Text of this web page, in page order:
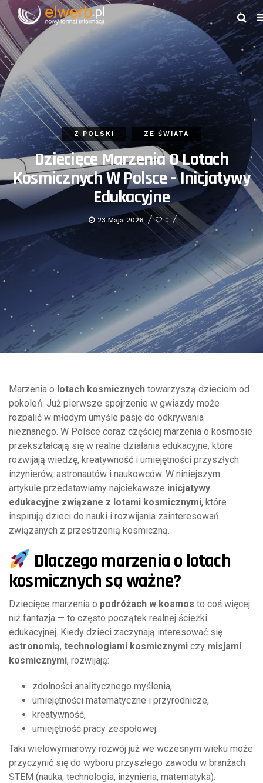
Z POLSKI ZE ŚWIATA
Dziecięce Marzenia O Lotach
Kosmicznych W Polsce – Inicjatywy
Edukacyjne
23 Maja 2026 0
Marzenia o lotach kosmicznych towarzyszą dzieciom od
pokoleń. Już pierwsze spojrzenie w gwiazdy może
rozpalić w młodym umyśle pasję do odkrywania
nieznanego. W Polsce coraz częściej marzenia o kosmosie
przekształcają się w realne działania edukacyjne, które
rozwijają wiedzę, kreatywność i umiejętności przyszłych
inżynierów, astronautów i naukowców. W niniejszym
artykule przedstawiamy najciekawsze inicjatywy
edukacyjne związane z lotami kosmicznymi, które
inspirują dzieci do nauki i rozwijania zainteresowań
związanych z przestrzenią kosmiczną.
Dlaczego marzenia o lotach
kosmicznych są ważne?
Dziecięce marzenia o podróżach w kosmos to coś więcej
niż fantazja — to często początek realnej ścieżki
edukacyjnej. Kiedy dzieci zaczynają interesować się
astronomią, technologiami kosmicznymi czy misjami
kosmicznymi, rozwijają:
zdolności analitycznego myślenia,
umiejętności matematyczne i przyrodnicze,
kreatywność,
umiejętność pracy zespołowej.
Taki wielowymiarowy rozwój już we wczesnym wieku może
przyczynić się do wyboru przyszłego zawodu w branżach
STEM (nauka, technologia, inżynieria, matematyka).